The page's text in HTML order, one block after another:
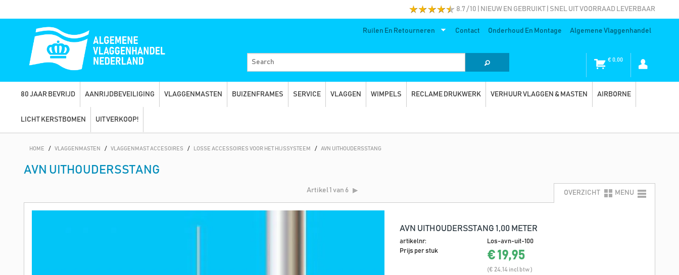
8.7 / 10 | NIEUW EN GEBRUIKT | SNEL UIT VOORRAAD LEVERBAAR
Ruilen En Retourneren Contact Onderhoud En Montage Algemene Vlaggenhandel
€0,00
80 JAAR BEVRIJD AANRIJDBEVEILIGING VLAGGENMASTEN BUIZENFRAMES SERVICE VLAGGEN WIMPELS RECLAME DRUKWERK VERHUUR VLAGGEN & MASTEN AIRBORNE
LICHT KERSTBOMEN UITVERKOOP!
HOME / VLAGGENMASTEN / VLAGGENMAST ACCESOIRES / LOSSE ACCESSOIRES VOOR HET HIJSSYSTEEM / AVN UITHOUDERSSTANG
AVN UITHOUDERSSTANG
Artikel1 van 6 OVERZICHT MENU
AVN UITHOUDERSSTANG 1,00 METER
artikelnr:
Los-avn-uit-100
Prijs per stuk
€ 19,95
(€ 24,14 incl btw )